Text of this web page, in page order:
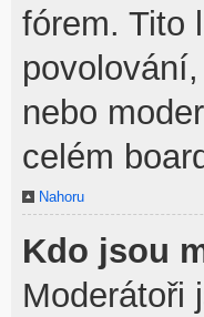
fórem. Tito
nebo
celém
Nahoru
Kdo jsou
Moderátoři